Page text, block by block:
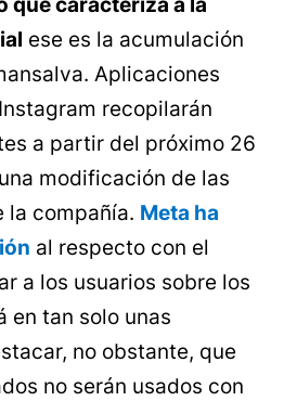
que caracteriza a la
ese es la acumulación
Aplicaciones
recopilarán
a partir del próximo 26
modificación de las
la compañía. Meta ha
al respecto con el
a los usuarios sobre los
en tan solo unas
no obstante, que
no serán usados con